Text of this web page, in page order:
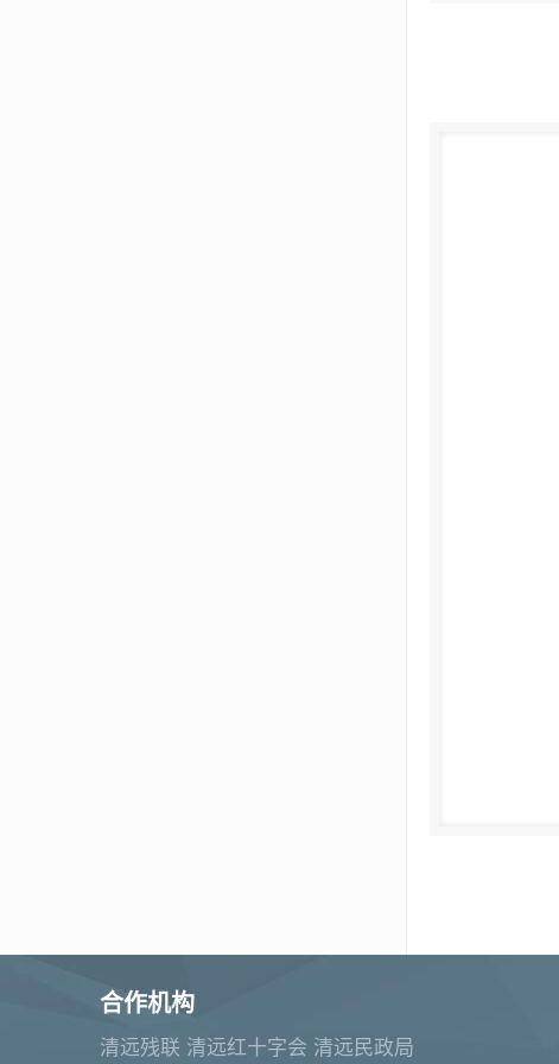
合作机构
清远残联 清远红十字会 清远民政局